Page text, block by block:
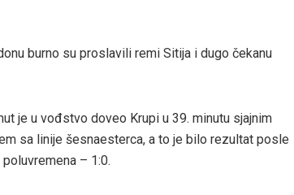
burno su proslavili remi Sitija i dugo čekanu
je u vođstvo doveo Krupi u 39. minutu sjajnim
sa linije šesnaesterca, a to je bilo rezultat posle
– 1:0.